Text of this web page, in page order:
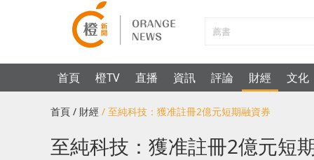
首頁 橙TV 直播 資訊 評論 財經 文化
首頁 / 財經 / 至純科技：獲准註冊2億元短期融資券
至純科技：獲准註冊2億元短